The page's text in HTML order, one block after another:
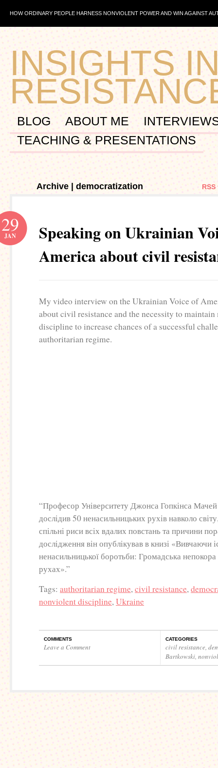
HOW ORDINARY PEOPLE HARNESS NONVIOLENT POWER AND WIN AGAINST
INSIGHTS
BLOG ABOUT ME
TEACHING & PRESENTATIONS
Archive | democratization
Speaking on Ukrainian
America about civil
29
JAN
My video interview on the Ukrainian Voice of
about civil resistance and the necessity to
discipline to increase chances of a successful
authoritarian regime.
“Професор Університету Джонса Гопкінса Мачей
дослідив 50 ненасильницьких рухів навколо
спільні риси всіх вдалих повстань та причини
дослідження він опублікував в книзі «Вивчаючи
ненасильницької боротьби: Громадська
рухах».”
Tags: authoritarian regime,civil resistance,
nonviolent discipline,Ukraine
COMMENTS
Leave a Comment
CATEGORIES
civil resistance,
Bartkowski,